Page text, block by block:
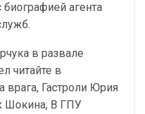
агента
в развале
читайте в
врага, Гастроли Юрия
Шокина, В ГПУ